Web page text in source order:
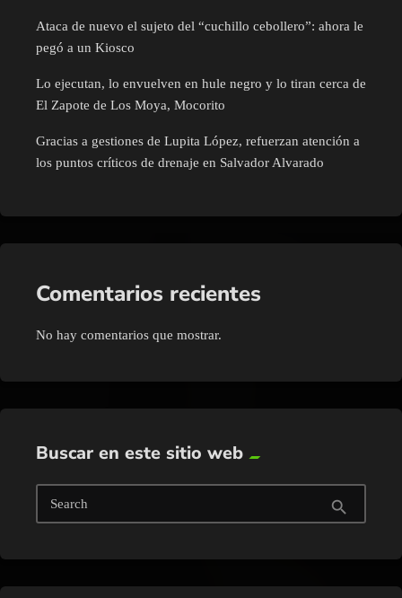
Ataca de nuevo el sujeto del “cuchillo cebollero”: ahora le
pegó a un Kiosco
Lo ejecutan, lo envuelven en hule negro y lo tiran cerca de
El Zapote de Los Moya, Mocorito
Gracias a gestiones de Lupita López, refuerzan atención a
los puntos críticos de drenaje en Salvador Alvarado
Comentarios recientes
No hay comentarios que mostrar.
Buscar en este sitio web
Search search